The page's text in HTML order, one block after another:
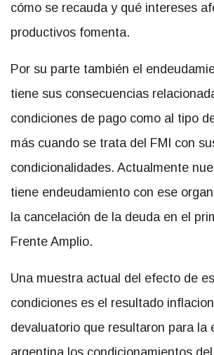
cómo se recauda y qué intereses
productivos fomenta.
Por su parte también el
tiene sus consecuencias
condiciones de pago como al tipo
más cuando se trata del FMI con
condicionalidades. Actualmente
tiene endeudamiento con ese
la cancelación de la deuda en el
Frente Amplio.
Una muestra actual del efecto de
condiciones es el resultado
devaluatorio que resultaron para la